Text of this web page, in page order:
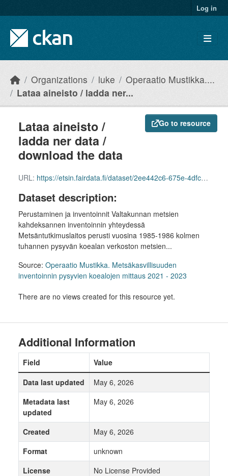
Log in
Organizations luke
Operaatio Mustikka....
Lataa aineisto / ladda ner...
Go to resource
Lataa aineisto /
ladda ner data /
download the data
URL: https://etsin.fairdata.fi/dataset/2ee442c6-675e-4dfc-a545-e46c2136d844/data
Dataset description:
Perustaminen ja inventoinnit Valtakunnan metsien
kahdeksannen inventoinnin yhteydessä
Metsäntutkimuslaitos perusti vuosina 1985-1986 kolmen
tuhannen pysyvän koealan verkoston metsien...
Source: Operaatio Mustikka. Metsäkasvillisuuden
inventoinnin pysyvien koealojen mittaus 2021 - 2023
There are no views created for this resource yet.
Additional Information
Field
Value
Data last updated
May 6, 2026
Metadata last
updated
May 6, 2026
Created
May 6, 2026
Format
unknown
License
No License Provided